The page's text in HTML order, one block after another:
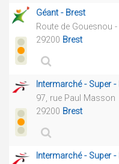
Géant - Brest
Route de Gouesnou
29200 Brest
Intermarché - Super
97, rue Paul Masson
29200 Brest
Intermarché - Super